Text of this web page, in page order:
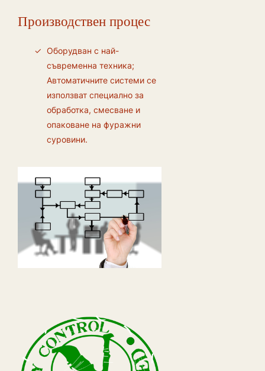
Производствен процес
Оборудван с най-
съвременна техника;
Автоматичните системи се
използват специално за
обработка, смесване и
опаковане на фуражни
суровини.